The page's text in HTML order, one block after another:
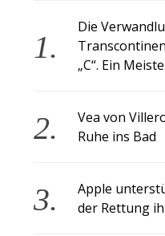
Die
„C“. Ein
Vea von
Ruhe ins Bad
Apple
der Rettung